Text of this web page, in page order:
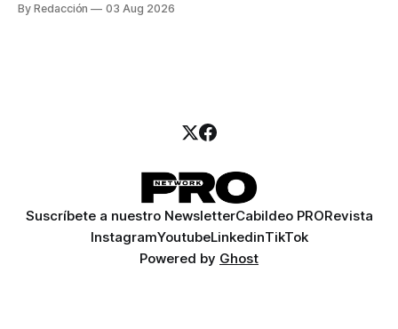
artesanal, ingredientes de calidad y experiencias que
By Redacción 03 Aug 2026
Suscríbete a nuestro NewsletterCabildeo PRORevista
InstagramYoutubeLinkedinTikTok
Powered by Ghost